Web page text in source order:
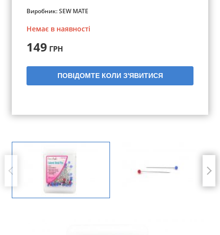
Виробник:SEW MATE
Немає в наявності
149 ГРН
ПОВІДОМТЕ КОЛИ З'ЯВИТИСЯ